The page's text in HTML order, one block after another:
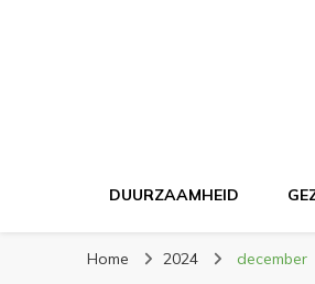
DUURZAAMHEID
Home 2024 december